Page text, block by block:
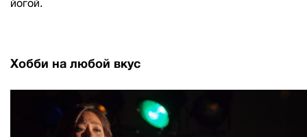
йогой.
Хобби на любой вкус